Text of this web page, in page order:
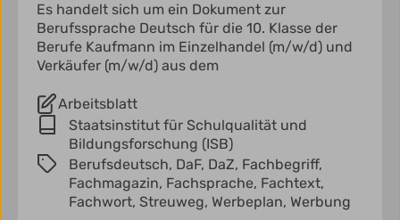
Es handelt sich um ein Dokument zur
Berufssprache Deutsch für die 10. Klasse der
Berufe Kaufmann im Einzelhandel (m/w/d) und
Verkäufer (m/w/d) aus dem
Arbeitsblatt
Staatsinstitut für Schulqualität und
Bildungsforschung (ISB)
Berufsdeutsch, DaF, DaZ, Fachbegriff,
Fachmagazin, Fachsprache, Fachtext,
Fachwort, Streuweg, Werbeplan, Werbung